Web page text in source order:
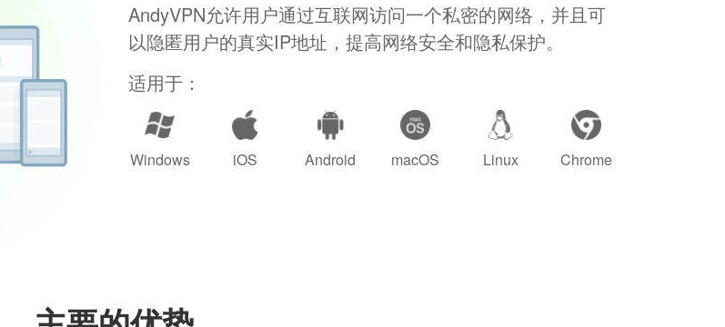
AndyVPN允许用户通过互联网访问一个私密的网络，并且可
以隐匿用户的真实IP地址，提高网络安全和隐私保护。
适用于：
Windows iOS Android macOS Linux Chrome